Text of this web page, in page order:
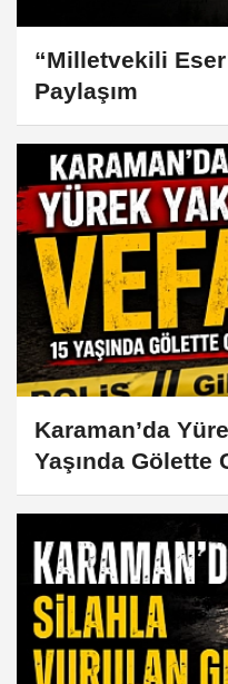
“Milletvekili
Paylaşım
Karaman’da
Yaşında Gölette